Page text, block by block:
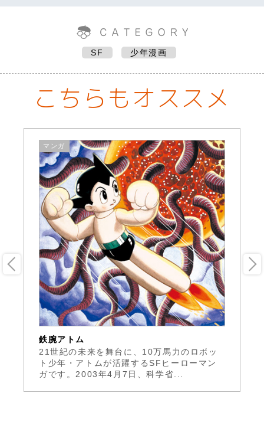
SF 少年漫画
こちらもオススメ
マンガ
鉄腕アトム
21世紀の未来を舞台に、10万馬力のロボッ
ト少年・アトムが活躍するSFヒーローマン
ガです。2003年4月7日、科学省...